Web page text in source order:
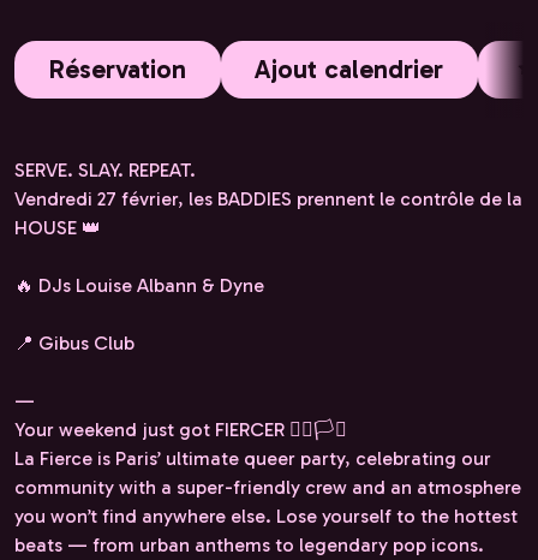
Réservation Ajout calendrier
SERVE. SLAY. REPEAT.
Vendredi 27 février, les BADDIES prennent le contrôle de la
HOUSE 👑
🔥 DJs Louise Albann & Dyne
📍 Gibus Club
—
Your weekend just got FIERCER 🏳️‍🌈🏳️‍⚧️
La Fierce is Paris’ ultimate queer party, celebrating our
community with a super-friendly crew and an atmosphere
you won’t find anywhere else. Lose yourself to the hottest
beats — from urban anthems to legendary pop icons.